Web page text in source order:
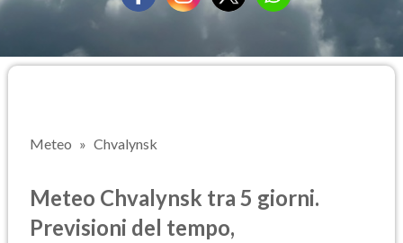
Meteo Chvalynsk
Meteo Chvalynsk tra 5 giorni.
Previsioni del tempo,